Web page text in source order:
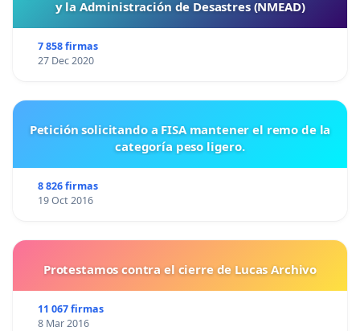
y la Administración de Desastres (NMEAD)
7 858 firmas
27 Dec 2020
Petición solicitando a FISA mantener el remo de la
categoría peso ligero.
8 826 firmas
19 Oct 2016
Protestamos contra el cierre de Lucas Archivo
11 067 firmas
8 Mar 2016